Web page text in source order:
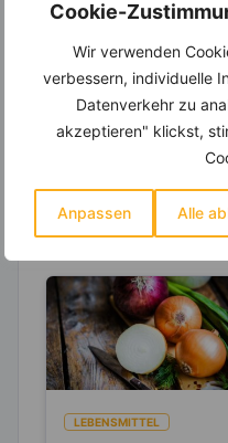
Cookie-
Wir verwenden
verbessern, individuelle
Datenverkehr zu
akzeptieren" klickst,
Anpassen Alle
viele hilfreiche und
um Deine Ernährung optimal
dieses Rezepts
LEBENSMITTEL